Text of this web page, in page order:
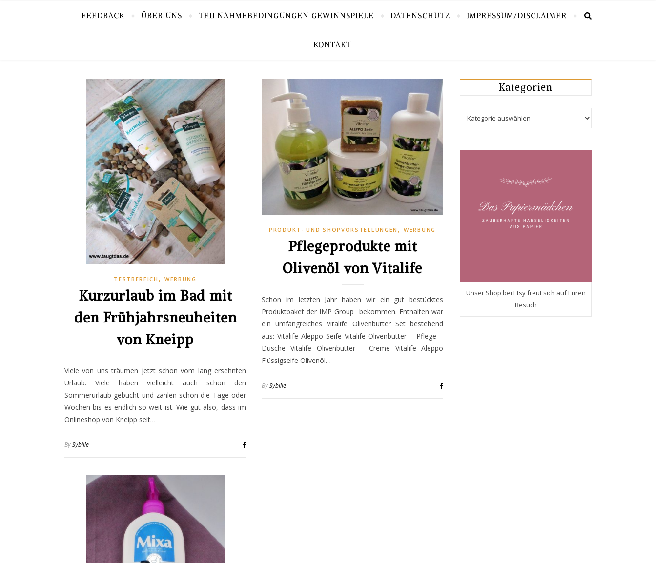
FEEDBACK ÜBER UNS TEILNAHMEBEDINGUNGEN GEWINNSPIELE DATENSCHUTZ IMPRESSUM/DISCLAIMER
KONTAKT
TESTBEREICH , WERBUNG
Kurzurlaub im Bad mit
den Frühjahrsneuheiten
von Kneipp
Viele von uns träumen jetzt schon vom lang ersehnten
Urlaub. Viele haben vielleicht auch schon den
Sommerurlaub gebucht und zählen schon die Tage oder
Wochen bis es endlich so weit ist. Wie gut also, dass im
Onlineshop von Kneipp seit…
BySybille
PRODUKT- UND SHOPVORSTELLUNGEN ,WERBUNG
Pflegeprodukte mit
Olivenöl von Vitalife
Schon im letzten Jahr haben wir ein gut bestücktes
Produktpaket der IMP Group bekommen. Enthalten war
ein umfangreiches Vitalife Olivenbutter Set bestehend
aus: Vitalife Aleppo Seife Vitalife Olivenbutter – Pflege –
Dusche Vitalife Olivenbutter – Creme Vitalife Aleppo
Flüssigseife Olivenöl…
BySybille
Kategorien
Unser Shop bei Etsy freut sich auf Euren
Besuch